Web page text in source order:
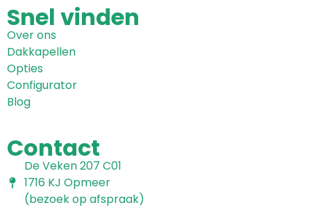
Snel vinden
Over ons
Dakkapellen
Opties
Configurator
Blog
Contact
De Veken 207 C01
1716 KJ Opmeer
(bezoek op afspraak)